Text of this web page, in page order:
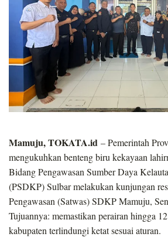
Mamuju, TOKATA.id – Pemerintah
mengukuhkan benteng biru kekayaan
Bidang Pengawasan Sumber Daya
(PSDKP) Sulbar melakukan kunjungan
Pengawasan (Satwas) SDKP Mamuju,
Tujuannya: memastikan perairan hingga
kabupaten terlindungi ketat sesuai aturan.